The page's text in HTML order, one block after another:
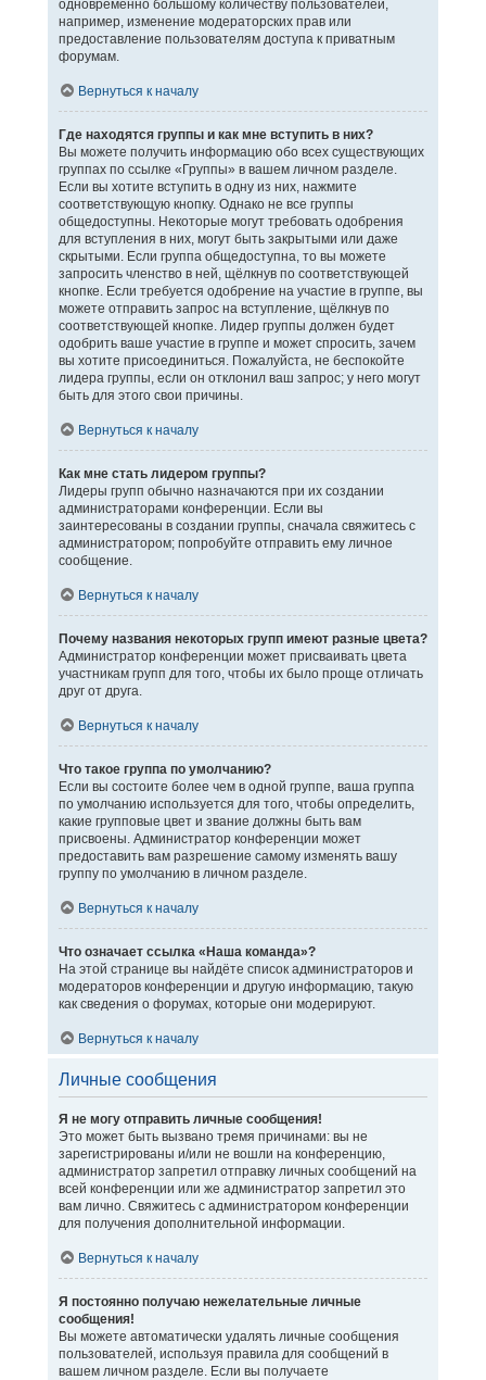
одновременно большому количеству пользователей,
например, изменение модераторских прав или
предоставление пользователям доступа к приватным
форумам.
Вернуться к началу
Где находятся группы и как мне вступить в них?
Вы можете получить информацию обо всех существующих
группах по ссылке «Группы» в вашем личном разделе.
Если вы хотите вступить в одну из них, нажмите
соответствующую кнопку. Однако не все группы
общедоступны. Некоторые могут требовать одобрения
для вступления в них, могут быть закрытыми или даже
скрытыми. Если группа общедоступна, то вы можете
запросить членство в ней, щёлкнув по соответствующей
кнопке. Если требуется одобрение на участие в группе, вы
можете отправить запрос на вступление, щёлкнув по
соответствующей кнопке. Лидер группы должен будет
одобрить ваше участие в группе и может спросить, зачем
вы хотите присоединиться. Пожалуйста, не беспокойте
лидера группы, если он отклонил ваш запрос; у него могут
быть для этого свои причины.
Вернуться к началу
Как мне стать лидером группы?
Лидеры групп обычно назначаются при их создании
администраторами конференции. Если вы
заинтересованы в создании группы, сначала свяжитесь с
администратором; попробуйте отправить ему личное
сообщение.
Вернуться к началу
Почему названия некоторых групп имеют разные цвета?
Администратор конференции может присваивать цвета
участникам групп для того, чтобы их было проще отличать
друг от друга.
Вернуться к началу
Что такое группа по умолчанию?
Если вы состоите более чем в одной группе, ваша группа
по умолчанию используется для того, чтобы определить,
какие групповые цвет и звание должны быть вам
присвоены. Администратор конференции может
предоставить вам разрешение самому изменять вашу
группу по умолчанию в личном разделе.
Вернуться к началу
Что означает ссылка «Наша команда»?
На этой странице вы найдёте список администраторов и
модераторов конференции и другую информацию, такую
как сведения о форумах, которые они модерируют.
Вернуться к началу
Личные сообщения
Я не могу отправить личные сообщения!
Это может быть вызвано тремя причинами: вы не
зарегистрированы и/или не вошли на конференцию,
администратор запретил отправку личных сообщений на
всей конференции или же администратор запретил это
вам лично. Свяжитесь с администратором конференции
для получения дополнительной информации.
Вернуться к началу
Я постоянно получаю нежелательные личные
сообщения!
Вы можете автоматически удалять личные сообщения
пользователей, используя правила для сообщений в
вашем личном разделе. Если вы получаете